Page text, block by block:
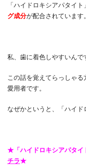
「ハイドロキシアパタイト
グ成分が配合されています。
私、歯に着色しやすいんで
この話を覚えてらっしゃ
愛用者です。
なぜかというと、「ハイド
★「ハイドロキシアパタイ
チラ★